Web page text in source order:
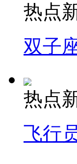
热点
双子
热点
飞行